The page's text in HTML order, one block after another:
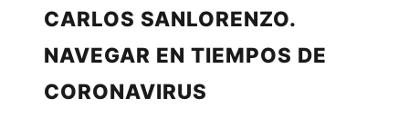
CARLOS SANLORENZO.
NAVEGAR EN TIEMPOS DE
CORONAVIRUS